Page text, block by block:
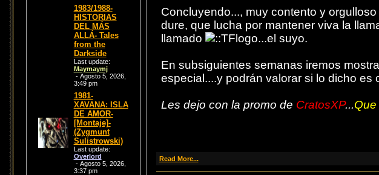
1983/1988-
HISTORIAS
DEL MÁS
ALLÁ- Tales
from the
Darkside
Last update:
Maymaymj
- Agosto 5, 2026,
3:49 pm
1981-
XAVANA: ISLA
DE AMOR-
[Montaje]-
(Zygmunt
Sulistrowski)
Last update:
Overlord
- Agosto 5, 2026,
3:37 pm
Concluyendo..., muy contento y
dure, que lucha por mantener viva la
llamado
...el suyo.
En subsiguientes semanas iremos
especial....y podrán valorar si lo dicho es
Les dejo con la promo de CratosXP...Que
Read More...